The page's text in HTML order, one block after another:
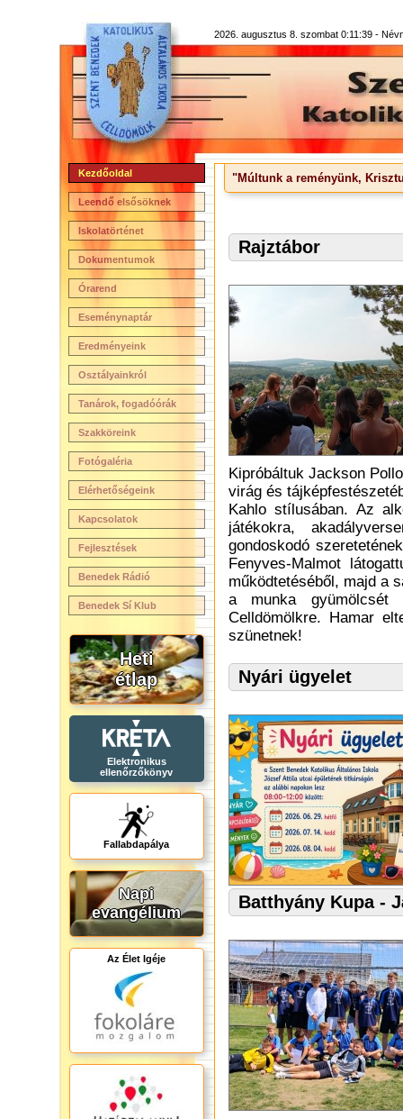
2026. augusztus 8. szombat 0:11:39 -
Kezdőoldal
Leendő elsősöknek
Iskolatörténet
Dokumentumok
Órarend
Eseménynaptár
Eredményeink
Osztályainkról
Tanárok, fogadóórák
Szakköreink
Fotógaléria
Elérhetőségeink
Kapcsolatok
Fejlesztések
Benedek Rádió
Benedek Sí Klub
Heti
étlap
Elektronikus
ellenőrzőkönyv
Fallabdapálya
Napi
evangélium
Az Élet Igéje
"Múltunk a reményünk,
Rajztábor
Kipróbáltuk Jackson
virág és
Kahlo stílusában. Az
játékokra,
gondoskodó
Fenyves-Malmot
működtetéséből, majd a
a munka
Celldömölkre. Hamar
szünetnek!
Nyári ügyelet
Batthyány Kupa -